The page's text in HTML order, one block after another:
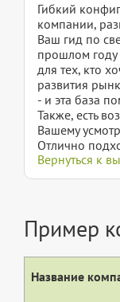
Гибкий
компании,
Ваш гид по
прошлом году
для тех, кто
развития
- и эта база
Также, есть
Вашему
Отлично
Вернуться к
Пример
Название